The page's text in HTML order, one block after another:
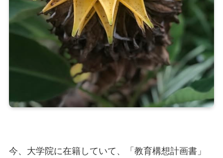
今、大学院に在籍していて、「教育構想計画書」